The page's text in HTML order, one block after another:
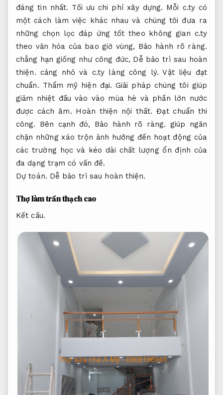
đáng tin nhất. Tối ưu chi phí xây dựng. Mỗi c.ty có
một cách làm việc khác nhau và chúng tôi đưa ra
những chọn lọc đáp ứng tốt theo không gian c.ty
theo văn hóa của bao giờ vùng, Bảo hành rõ ràng.
chẳng hạn giống như công đức, Dễ bảo trì sau hoàn
thiện. cảng nhỏ và c.ty làng công lý.Vật liệu đạt
chuẩn. Thẩm mỹ hiện đại. Giải pháp chúng tôi giúp
giảm nhiệt đầu vào vào mùa hè và phần lớn nước
được cách âm. Hoàn thiện nội thất. Đạt chuẩn thi
công. Bên cạnh đó, Bảo hành rõ ràng. giúp ngăn
chặn những xáo trộn ảnh hưởng đến hoạt động của
các trường học và kéo dài chất lượng ổn định của
đa dạng trạm có vấn đề.
Dự toán. Dễ bảo trì sau hoàn thiện.
Thợ làm trần thạch cao
Kết cấu.